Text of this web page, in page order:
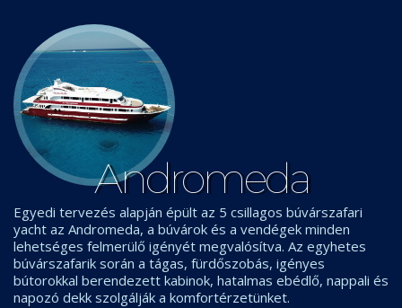
Andromeda
Egyedi tervezés alapján épült az 5 csillagos búvárszafari
yacht az Andromeda, a búvárok és a vendégek minden
lehetséges felmerülő igényét megvalósítva. Az egyhetes
búvárszafarik során a tágas, fürdőszobás, igényes
bútorokkal berendezett kabinok, hatalmas ebédlő, nappali és
napozó dekk szolgálják a komfortérzetünket.